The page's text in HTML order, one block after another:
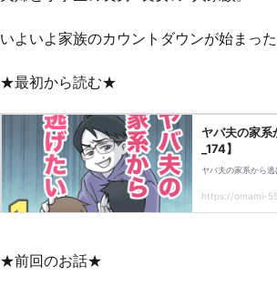
いよいよ家族のカウントダウンが始まっ
★最初から読む★
★前回のお話★